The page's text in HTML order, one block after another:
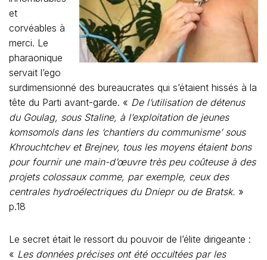
et
corvéables à
merci. Le
pharaonique
servait l’ego
surdimensionné des bureaucrates qui s’étaient hissés à la
tête du Parti avant-garde. « De l’utilisation de détenus
du Goulag, sous Staline, à l’exploitation de jeunes
komsomols dans les ‘chantiers du communisme’ sous
Khrouchtchev et Brejnev, tous les moyens étaient bons
pour fournir une main-d’œuvre très peu coûteuse à des
projets colossaux comme, par exemple, ceux des
centrales hydroélectriques du Dniepr ou de Bratsk. »
p.18
Le secret était le ressort du pouvoir de l’élite dirigeante :
« Les données précises ont été occultées par les